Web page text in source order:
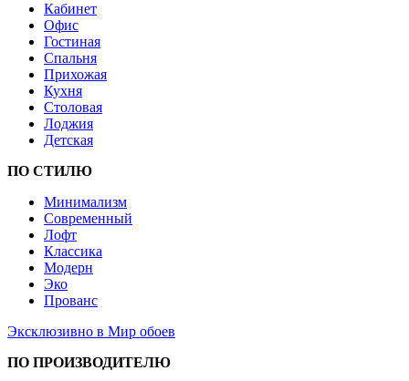
Кабинет
Офис
Гостиная
Спальня
Прихожая
Кухня
Столовая
Лоджия
Детская
ПО СТИЛЮ
Минимализм
Современный
Лофт
Классика
Модерн
Эко
Прованс
Эксклюзивно в Мир обоев
ПО ПРОИЗВОДИТЕЛЮ